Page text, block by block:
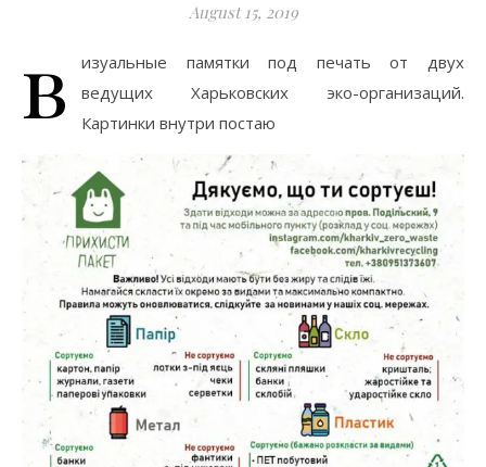
August 15, 2019
в
изуальные памятки под печать от двух
ведущих Харьковских эко-организаций.
Картинки внутри постаю